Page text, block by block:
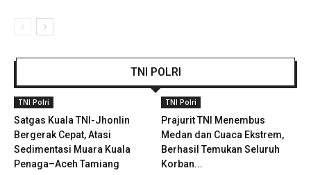
TNI POLRI
TNI Polri
Satgas Kuala TNI-Jhonlin
Bergerak Cepat, Atasi
Sedimentasi Muara Kuala
Penaga–Aceh Tamiang
TNI Polri
Prajurit TNI Menembus
Medan dan Cuaca Ekstrem,
Berhasil Temukan Seluruh
Korban...